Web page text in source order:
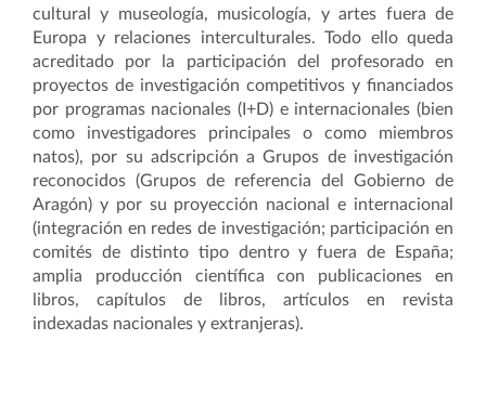
cultural y museología, musicología, y artes fuera de
Europa y relaciones interculturales. Todo ello queda
acreditado por la participación del profesorado en
proyectos de investigación competitivos y financiados
por programas nacionales (I+D) e internacionales (bien
como investigadores principales o como miembros
natos), por su adscripción a Grupos de investigación
reconocidos (Grupos de referencia del Gobierno de
Aragón) y por su proyección nacional e internacional
(integración en redes de investigación; participación en
comités de distinto tipo dentro y fuera de España;
amplia producción científica con publicaciones en
libros, capítulos de libros, artículos en revista
indexadas nacionales y extranjeras).